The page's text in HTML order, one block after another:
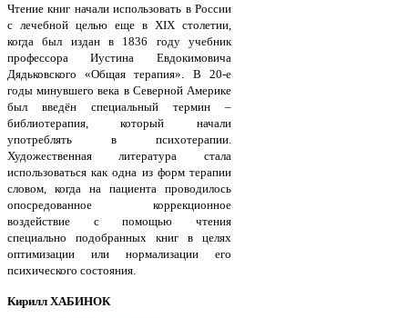
Чтение книг начали использовать в России
с лечебной целью еще в XIX столетии,
когда был издан в 1836 году учебник
профессора Иустина Евдокимовича
Дядьковского «Общая терапия». В 20-е
годы минувшего века в Северной Америке
был введён специальный термин –
библиотерапия, который начали
употреблять в психотерапии.
Художественная литература стала
использоваться как одна из форм терапии
словом, когда на пациента проводилось
опосредованное коррекционное
воздействие с помощью чтения
специально подобранных книг в целях
оптимизации или нормализации его
психического состояния.
Кирилл ХАБИНОК